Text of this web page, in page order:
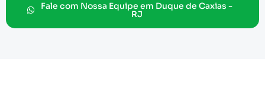
Fale com Nossa Equipe em Duque de Caxias -
RJ